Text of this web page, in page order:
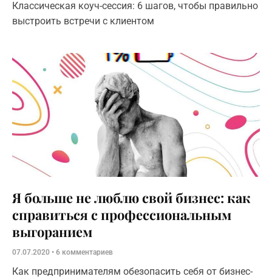
Классическая коуч-сессия: 6 шагов, чтобы правильно
выстроить встречи с клиентом
Я больше не люблю свой бизнес: как
справиться с профессиональным
выгоранием
07.07.2020 6 комментариев
Как предпринимателям обезопасить себя от бизнес-